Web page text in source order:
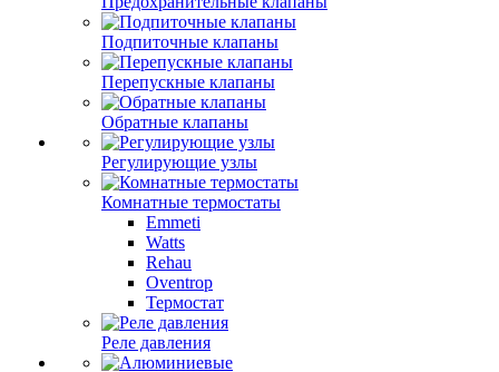
Подпиточные клапаны
Перепускные клапаны
Обратные клапаны
Регулирующие узлы
Комнатные термостаты
Emmeti
Watts
Rehau
Oventrop
Термостат
Реле давления